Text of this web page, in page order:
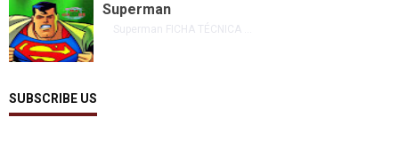
Superman
Superman FICHA TÉCNICA ...
SUBSCRIBE US